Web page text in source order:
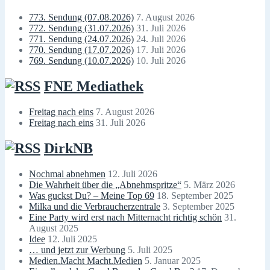
773. Sendung (07.08.2026) 7. August 2026
772. Sendung (31.07.2026) 31. Juli 2026
771. Sendung (24.07.2026) 24. Juli 2026
770. Sendung (17.07.2026) 17. Juli 2026
769. Sendung (10.07.2026) 10. Juli 2026
FNE Mediathek
Freitag nach eins 7. August 2026
Freitag nach eins 31. Juli 2026
DirkNB
Nochmal abnehmen 12. Juli 2026
Die Wahrheit über die „Abnehmspritze“ 5. März 2026
Was guckst Du? – Meine Top 69 18. September 2025
Milka und die Verbraucherzentrale 3. September 2025
Eine Party wird erst nach Mitternacht richtig schön 31.
August 2025
Idee 12. Juli 2025
… und jetzt zur Werbung 5. Juli 2025
Medien.Macht Macht.Medien 5. Januar 2025